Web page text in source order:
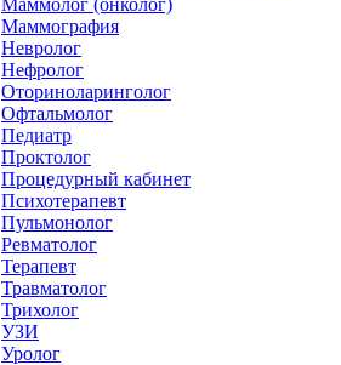
Маммолог (онколог)
Маммография
Невролог
Нефролог
Оториноларинголог
Офтальмолог
Педиатр
Проктолог
Процедурный кабинет
Психотерапевт
Пульмонолог
Ревматолог
Терапевт
Травматолог
Трихолог
УЗИ
Уролог